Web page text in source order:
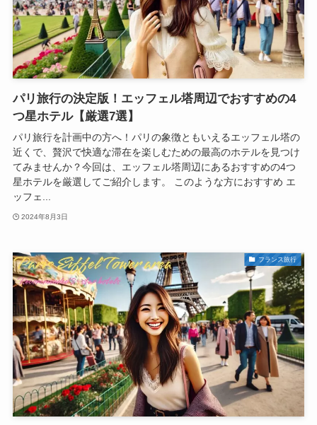
パリ旅行の決定版！エッフェル塔周辺でおすすめの4
つ星ホテル【厳選7選】
パリ旅行を計画中の方へ！パリの象徴ともいえるエッフェル塔の
近くで、贅沢で快適な滞在を楽しむための最高のホテルを見つけ
てみませんか？今回は、エッフェル塔周辺にあるおすすめの4つ
星ホテルを厳選してご紹介します。 このような方におすすめ エ
ッフェ...
2024年8月3日
フランス旅行